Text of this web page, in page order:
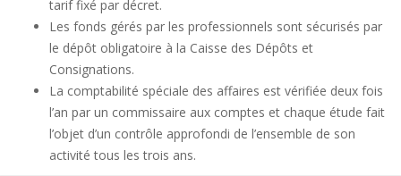
tarif fixé par décret.
Les fonds gérés par les professionnels sont sécurisés par
le dépôt obligatoire à la Caisse des Dépôts et
Consignations.
La comptabilité spéciale des affaires est vérifiée deux fois
l’an par un commissaire aux comptes et chaque étude fait
l’objet d’un contrôle approfondi de l’ensemble de son
activité tous les trois ans.